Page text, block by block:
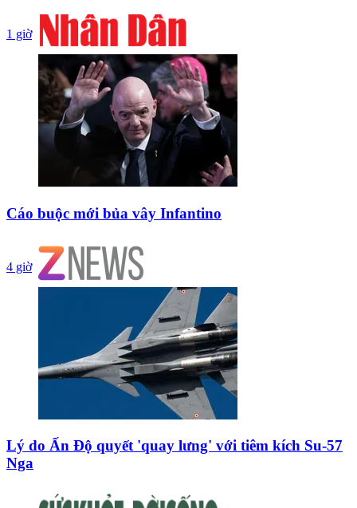
1 giờ
Cáo buộc mới bủa vây Infantino
4 giờ
Lý do Ấn Độ quyết 'quay lưng' với tiêm kích Su-57
Nga